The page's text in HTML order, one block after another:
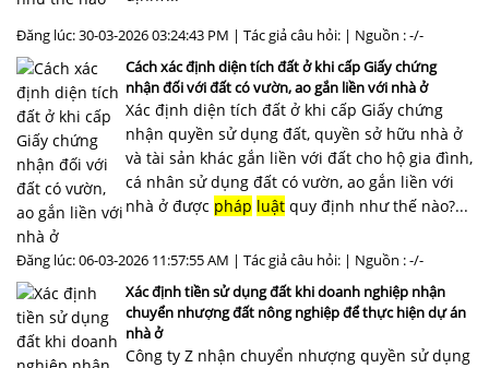
Đăng lúc: 30-03-2026 03:24:43 PM | Tác giả câu hỏi: | Nguồn : -/-
Cách xác định diện tích đất ở khi cấp Giấy chứng
nhận đối với đất có vườn, ao gắn liền với nhà ở
Xác định diện tích đất ở khi cấp Giấy chứng
nhận quyền sử dụng đất, quyền sở hữu nhà ở
và tài sản khác gắn liền với đất cho hộ gia đình,
cá nhân sử dụng đất có vườn, ao gắn liền với
nhà ở được pháp luật quy định như thế nào?...
Đăng lúc: 06-03-2026 11:57:55 AM | Tác giả câu hỏi: | Nguồn : -/-
Xác định tiền sử dụng đất khi doanh nghiệp nhận
chuyển nhượng đất nông nghiệp để thực hiện dự án
nhà ở
Công ty Z nhận chuyển nhượng quyền sử dụng